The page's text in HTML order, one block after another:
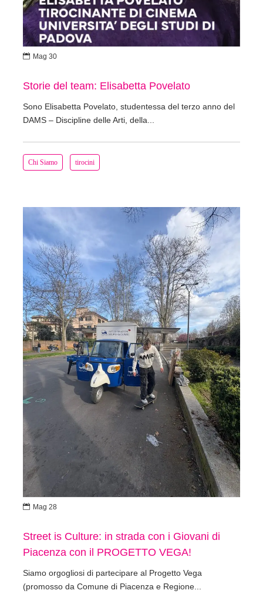
Chi Siamo tirocini
Storie del team: Elisabetta Povelato
Sono Elisabetta Povelato, studentessa del terzo anno del
DAMS – Discipline delle Arti, della...
 Mag 30
Street is Culture: in strada con i Giovani di
Piacenza con il PROGETTO VEGA!
Siamo orgogliosi di partecipare al Progetto Vega
(promosso da Comune di Piacenza e Regione...
 Mag 28